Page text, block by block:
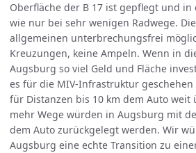
Oberfläche der B 17 ist gepflegt und
wie nur bei sehr wenigen Radwege.
allgemeinen unterbrechungsfrei
Kreuzungen, keine Ampeln. Wenn in
Augsburg so viel Geld und Fläche
es für die MIV-Infrastruktur geschehen
für Distanzen bis 10 km dem Auto weit
mehr Wege würden in Augsburg mit
dem Auto zurückgelegt werden. Wir
Augsburg eine echte Transition zu